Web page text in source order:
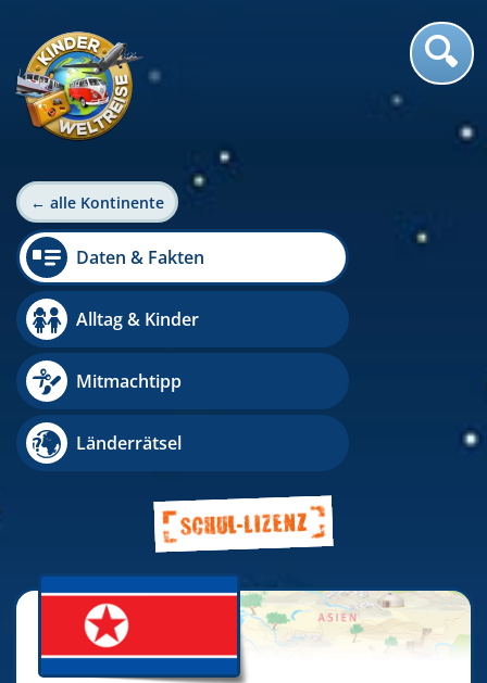
← alle Kontinente
Daten & Fakten
Alltag & Kinder
Mitmachtipp
Länderrätsel